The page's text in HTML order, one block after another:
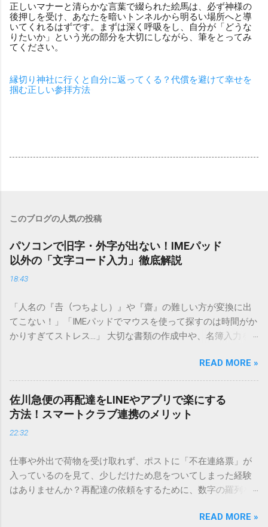
正しいマナーと清らかな言葉で綴られた絵馬は、必ず神様の
後押しを受け、あなたを暗いトンネルから明るい場所へと導
いてくれるはずです。まずは深く呼吸をし、自分が「どうな
りたいか」という光の部分を大切にしながら、筆をとってみ
てください。
縁切り神社に行くと自分に返ってくる？代償を避けて幸せを
掴む正しい参拝方法
このブログの人気の投稿
パソコンで旧字・外字が出ない！IMEパッド
以外の「文字コード入力」徹底解説
18:43
「人名の『𠮷（つちよし）』や『齋』の難しい方が変換に出
てこない！」「IMEパッドでマウスを使って探すのは時間がか
かりすぎてストレス…」 大切な書類の作成中や、名簿入力を
てしまいますよね。多くの人が「IMEパッド（手書き入力）」
を使いますが、実はマウスで一画ずつ書くのは非効率です
し、似た漢字が多すぎて結局見つからないことも少なくあり
ません。 そこで今回は、IMEパッドを使わずに、特定のコー
ドを打ち込むだけで一瞬で旧字や外字、特殊記号を呼び出す
「文字コード入力」のテクニックを詳しく解説します。 この
必要はありません。 1. なぜ「変換」しても旧字・外字が出て
こないのか？ そもそも、なぜ普通の変換で出てこない漢字が
あるのでしょうか。その理由は、パソコンが文字を認識する
は、JIS規格（日本産業規格）によって「第1水準」「第2水
READ MORE »
佐川急便の再配達をLINEやアプリで楽にする
方法！スマートクラブ連携のメリット
22:32
仕事や外出で荷物を受け取れず、ポストに「不在連絡票」が
入っているのを見て、少しだけため息をついてしまった経験
はありませんか？再配達の依頼をするために、数字の羅列を
ことに申し訳なさを感じたりすることもあるかもしれませ
READ MORE »